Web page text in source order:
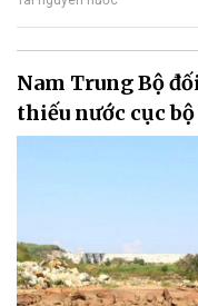
Nam Trung Bộ
thiếu nước cục